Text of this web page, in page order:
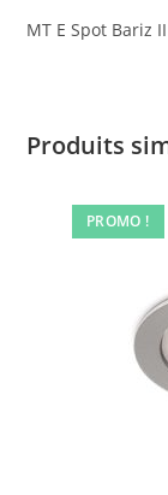
MT E Spot Bariz
Produits
PROMO !